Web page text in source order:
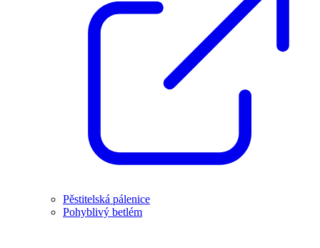
Pěstitelská pálenice
Pohyblivý betlém